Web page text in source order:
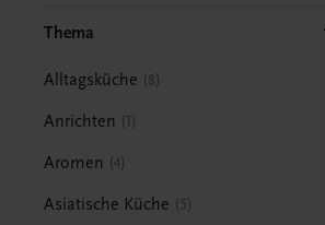
Thema
Alltagsküche 8
Anrichten 1
Aromen 4
Asiatische Küche 5